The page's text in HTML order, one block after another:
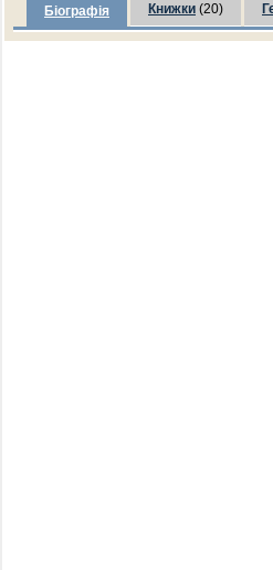
Біографія Книжки (20)